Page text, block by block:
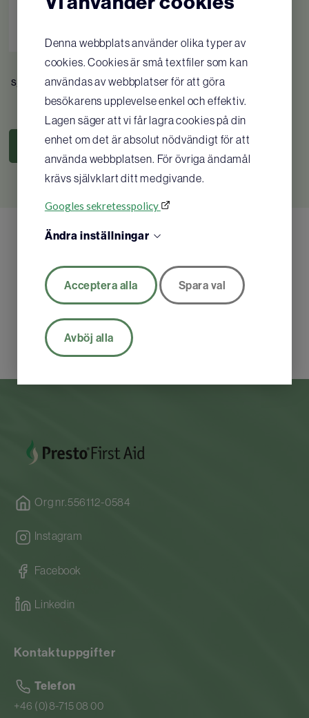
Denna webbplats använder olika typer av
cookies. Cookies är små textfiler som kan
användas av webbplatser för att göra
besökarens upplevelse enkel och effektiv.
Lagen säger att vi får lagra cookies på din
enhet om det är absolut nödvändigt för att
använda webbplatsen. För övriga ändamål
krävs självklart ditt medgivande.
Googles sekretesspolicy
Ändra inställningar
Acceptera alla Spara val
Avböj alla
Steroban elastisk
självhäftande binda 7,5 cm
x 4,5
115SEK
KÖP
Org nr.556112-0584
Instagram
Facebook
Linkedin
Kontaktuppgifter
Telefon
+46 (0)8-715 08 00